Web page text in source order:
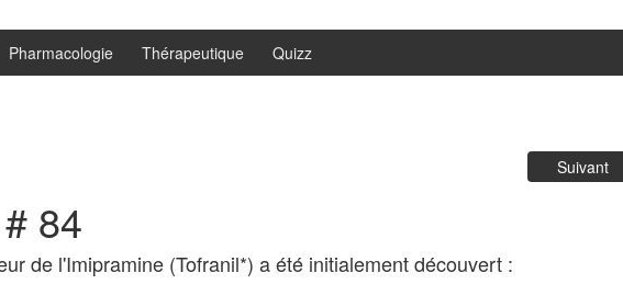
Pharmacologie Thérapeutique Quizz
Suivant
84
de l'Imipramine (Tofranil*) a été initialement découvert :